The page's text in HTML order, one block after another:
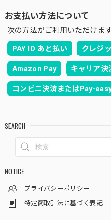
お支払い方法について
次の方法がご利用いただけます
PAY ID あと払い クレジ
Amazon Pay キャリア決
コンビニ決済またはPay-
SEARCH
NOTICE
プライバシーポリシー
特定商取引法に基づく表記